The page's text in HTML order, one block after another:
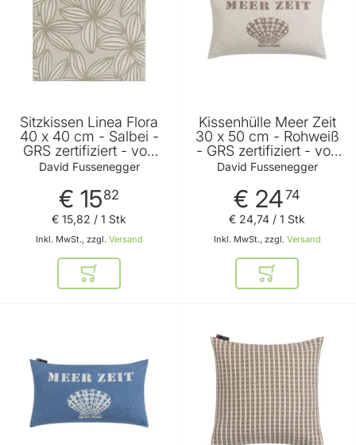
Sitzkissen Linea Flora
40 x 40 cm - Salbei -
GRS zertifiziert - von
David Fussenegger
David Fussenegger
€ 1582
Inkl. MwSt., zzgl. Versand
€ 15,82 / 1 Stk
In den Warenkorb
Kissenhülle Meer Zeit
30 x 50 cm - Rohweiß
- GRS zertifiziert - von
David Fussenegger
David Fussenegger
€ 2474
Inkl. MwSt., zzgl. Versand
€ 24,74 / 1 Stk
In den